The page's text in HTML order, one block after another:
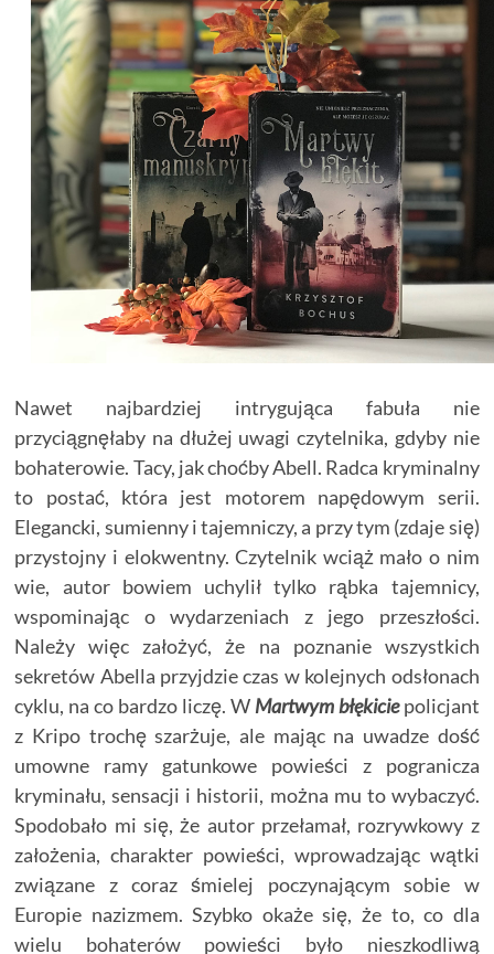
Nawet najbardziej intrygująca fabuła nie
przyciągnęłaby na dłużej uwagi czytelnika, gdyby nie
bohaterowie. Tacy, jak choćby Abell. Radca kryminalny
to postać, która jest motorem napędowym serii.
Elegancki, sumienny i tajemniczy, a przy tym (zdaje się)
przystojny i elokwentny. Czytelnik wciąż mało o nim
wie, autor bowiem uchylił tylko rąbka tajemnicy,
wspominając o wydarzeniach z jego przeszłości.
Należy więc założyć, że na poznanie wszystkich
sekretów Abella przyjdzie czas w kolejnych odsłonach
cyklu, na co bardzo liczę. W Martwym błękiciepolicjant
z Kripo trochę szarżuje, ale mając na uwadze dość
umowne ramy gatunkowe powieści z pogranicza
kryminału, sensacji i historii, można mu to wybaczyć.
Spodobało mi się, że autor przełamał, rozrywkowy z
założenia, charakter powieści, wprowadzając wątki
związane z coraz śmielej poczynającym sobie w
Europie nazizmem. Szybko okaże się, że to, co dla
wielu bohaterów powieści było nieszkodliwą